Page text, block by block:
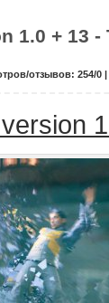
1.0 + 13 -
отзывов: 254/0 |